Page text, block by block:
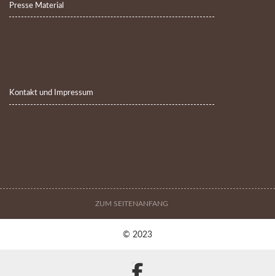
Presse Material
Kontakt und Impressum
ZUM SEITENANFANG
© 2023